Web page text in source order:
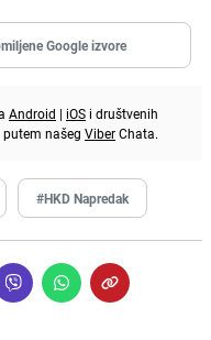
Google izvore
Android | iOS i društvenih
putem našeg ViberChata.
#HKD Napredak